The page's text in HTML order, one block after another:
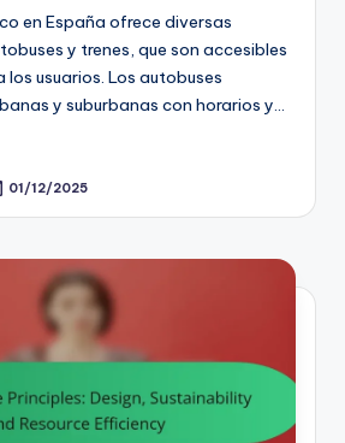
en España ofrece diversas
y trenes, que son accesibles
usuarios. Los autobuses
y suburbanas con horarios y…
01/12/2025